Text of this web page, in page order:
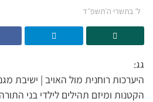
ל׳ בתשרי ה׳תשפ״ד
גג:
היערכות רוחנית מול האויב | ישיבת
הקטנות ומיזם תהילים לילדי בני התורה